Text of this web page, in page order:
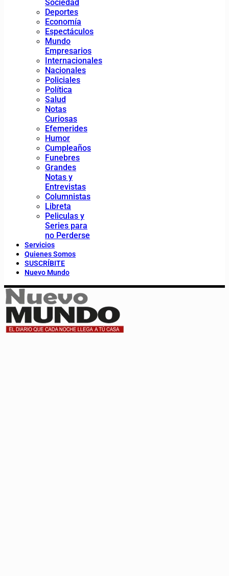
Sociedad
Deportes
Economía
Espectáculos
Mundo
Empresarios
Internacionales
Nacionales
Policiales
Política
Salud
Notas
Curiosas
Efemerides
Humor
Cumpleaños
Funebres
Grandes
Notas y
Entrevistas
Columnistas
Libreta
Peliculas y
Series para
no Perderse
Servicios
Quienes Somos
SUSCRÍBITE
Nuevo Mundo